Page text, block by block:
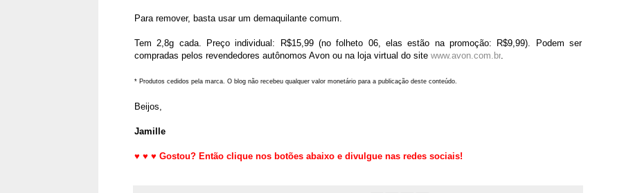
Para remover, basta usar um demaquilante comum.
Tem 2,8g cada. Preço individual: R$15,99 (no folheto 06, elas estão na promoção: R$9,99). Podem ser
compradas pelos revendedores autônomos Avon ou na loja virtual do site www.avon.com.br.
* Produtos cedidos pela marca. O blog não recebeu qualquer valor monetário para a publicação deste conteúdo.
Beijos,
Jamille
♥ ♥ ♥ Gostou? Então clique nos botões abaixo e divulgue nas redes sociais!